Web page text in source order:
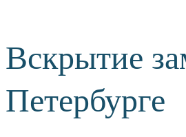
Вскрытие
Петербурге